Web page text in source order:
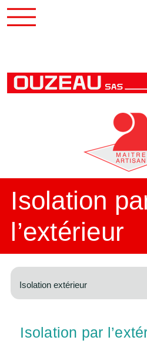
Isolation
l’extérieur
Isolation extérieur
Isolation par